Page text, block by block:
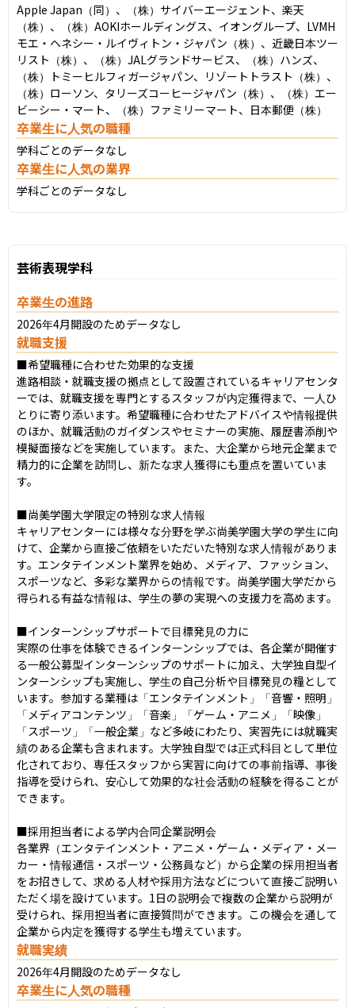
Apple Japan（同）、（株）サイバーエージェント、楽天
（株）、（株）AOKIホールディングス、イオングループ、LVMH
モエ・ヘネシー・ルイヴィトン・ジャパン（株）、近畿日本ツー
リスト（株）、（株）JALグランドサービス、（株）ハンズ、
（株）トミーヒルフィガージャパン、リゾートトラスト（株）、
（株）ローソン、タリーズコーヒージャパン（株）、（株）エー
ビーシー・マート、（株）ファミリーマート、日本郵便（株）
卒業生に人気の職種
学科ごとのデータなし
卒業生に人気の業界
学科ごとのデータなし
芸術表現学科
卒業生の進路
2026年4月開設のためデータなし
就職支援
■希望職種に合わせた効果的な支援
進路相談・就職支援の拠点として設置されているキャリアセンタ
ーでは、就職支援を専門とするスタッフが内定獲得まで、一人ひ
とりに寄り添います。希望職種に合わせたアドバイスや情報提供
のほか、就職活動のガイダンスやセミナーの実施、履歴書添削や
模擬面接などを実施しています。また、大企業から地元企業まで
精力的に企業を訪問し、新たな求人獲得にも重点を置いていま
す。
■尚美学園大学限定の特別な求人情報
キャリアセンターには様々な分野を学ぶ尚美学園大学の学生に向
けて、企業から直接ご依頼をいただいた特別な求人情報がありま
す。エンタテインメント業界を始め、メディア、ファッション、
スポーツなど、多彩な業界からの情報です。尚美学園大学だから
得られる有益な情報は、学生の夢の実現への支援力を高めます。
■インターンシップサポートで目標発見の力に
実際の仕事を体験できるインターンシップでは、各企業が開催す
る一般公募型インターンシップのサポートに加え、大学独自型イ
ンターンシップも実施し、学生の自己分析や目標発見の糧として
います。参加する業種は「エンタテインメント」「音響・照明」
「メディアコンテンツ」「音楽」「ゲーム・アニメ」「映像」
「スポーツ」「一般企業」など多岐にわたり、実習先には就職実
績のある企業も含まれます。大学独自型では正式科目として単位
化されており、専任スタッフから実習に向けての事前指導、事後
指導を受けられ、安心して効果的な社会活動の経験を得ることが
できます。
■採用担当者による学内合同企業説明会
各業界（エンタテインメント・アニメ・ゲーム・メディア・メー
カー・情報通信・スポーツ・公務員など）から企業の採用担当者
をお招きして、求める人材や採用方法などについて直接ご説明い
ただく場を設けています。1日の説明会で複数の企業から説明が
受けられ、採用担当者に直接質問ができます。この機会を通して
企業から内定を獲得する学生も増えています。
就職実績
2026年4月開設のためデータなし
卒業生に人気の職種